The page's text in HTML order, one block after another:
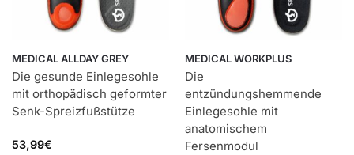
MEDICAL ALLDAY GREY
Die gesunde Einlegesohle
mit orthopädisch geformter
Senk-Spreizfußstütze
53,99€
MEDICAL WORKPLUS
Die
entzündungshemmende
Einlegesohle mit
anatomischem
Fersenmodul